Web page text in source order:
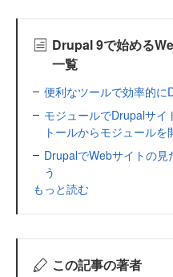
Drupal 9で始める
一覧
便利なツールで効率的に
モジュールでDrupalサイ
トールからモジュールを
DrupalでWebサイトの
う
もっと読む
この記事の著者